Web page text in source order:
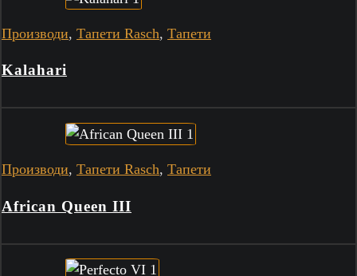
Производи, Тапети Rasch, Тапети
Kalahari
Производи, Тапети Rasch, Тапети
African Queen III